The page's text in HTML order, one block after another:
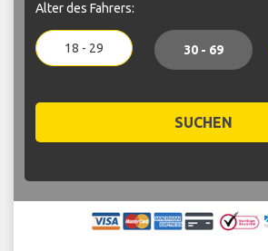
Alter des Fahrers:
18 - 29 30 - 69
SUCHEN